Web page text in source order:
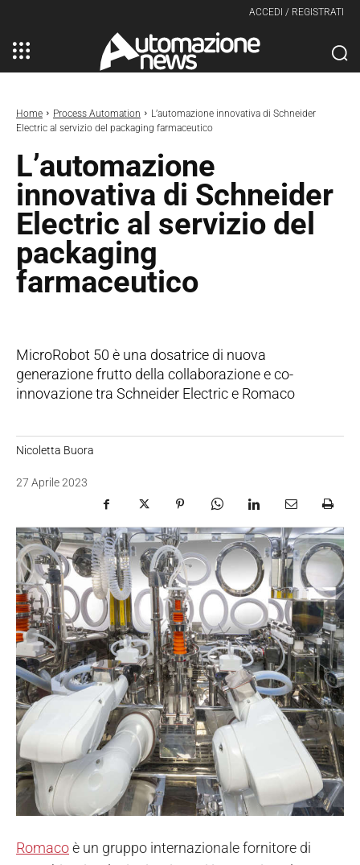
ACCEDI / REGISTRATI
Home Process Automation
L’automazione innovativa di Schneider
Electric al servizio del packaging farmaceutico
L’automazione
innovativa di Schneider
Electric al servizio del
packaging
farmaceutico
MicroRobot 50 è una dosatrice di nuova
generazione frutto della collaborazione e co-
innovazione tra Schneider Electric e Romaco
Nicoletta Buora
27 Aprile 2023
Romacoè un gruppo internazionale fornitore di